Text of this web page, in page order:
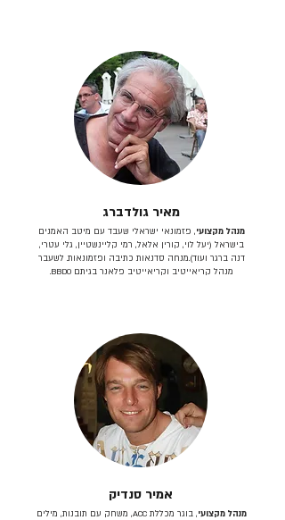
מאיר גולדברג
מנהל מקצועי, פזמונאי ישראלי שעבד עם מיטב האמנים
בישראל (יעל לוי, קורין אלאל, רמי קליינשטיין, גלי עטרי,
דנה ברגר ועוד).מנחה סדנאות כתיבה ופזמונאות. לשעבר
מנהל קריאייטיב וקריאייטיב פלאנר בגיתם BBDO.
אמיר סנדיק
מנהל מקצועי
, בוגר מכללת ACC, משחק עם תובנות, מילים